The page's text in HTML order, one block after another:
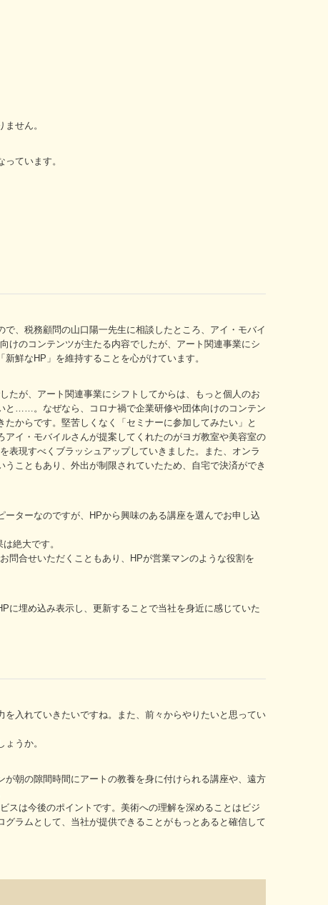
せん。
ています。
、税務顧問の山口陽一先生に相談したところ、アイ・モバイ
けのコンテンツが主たる内容でしたが、アート関連事業にシ
鮮なHP」を維持することを心がけています。
が、アート関連事業にシフトしてからは、もっと個人のお
と……。なぜなら、コロナ禍で企業研修や団体向けのコンテン
からです。堅苦しくなく「セミナーに参加してみたい」と
イ・モバイルさんが提案してくれたのがヨガ教室や美容室の
表現すべくブラッシュアップしていきました。また、オンラ
こともあり、外出が制限されていたため、自宅で決済ができ
ーなのですが、HPから興味のある講座を選んでお申し込
絶大です。
問合せいただくこともあり、HPが営業マンのような役割を
埋め込み表示し、更新することで当社を身近に感じていた
入れていきたいですね。また、前々からやりたいと思ってい
うか。
朝の隙間時間にアートの教養を身に付けられる講座や、遠方
スは今後のポイントです。美術への理解を深めることはビジ
ラムとして、当社が提供できることがもっとあると確信して